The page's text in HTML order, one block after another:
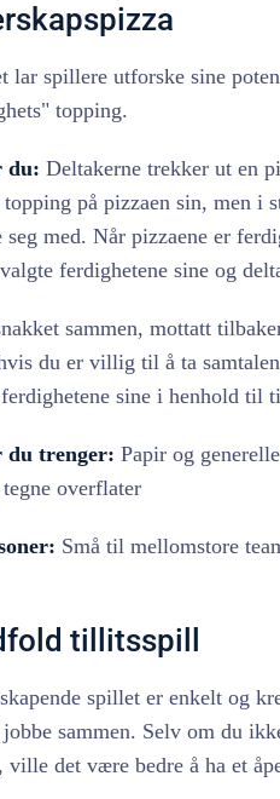
lar spillere utforske sine
topping.
du: Deltakerne trekker ut en
på pizzaen sin, men i
med. Når pizzaene er
ferdighetene sine og
sammen, mottatt
du er villig til å ta
sine i henhold til
du trenger: Papir og
overflater
Små til mellomstore
tillitsspill
spillet er enkelt og
sammen. Selv om du
ville det være bedre å ha et